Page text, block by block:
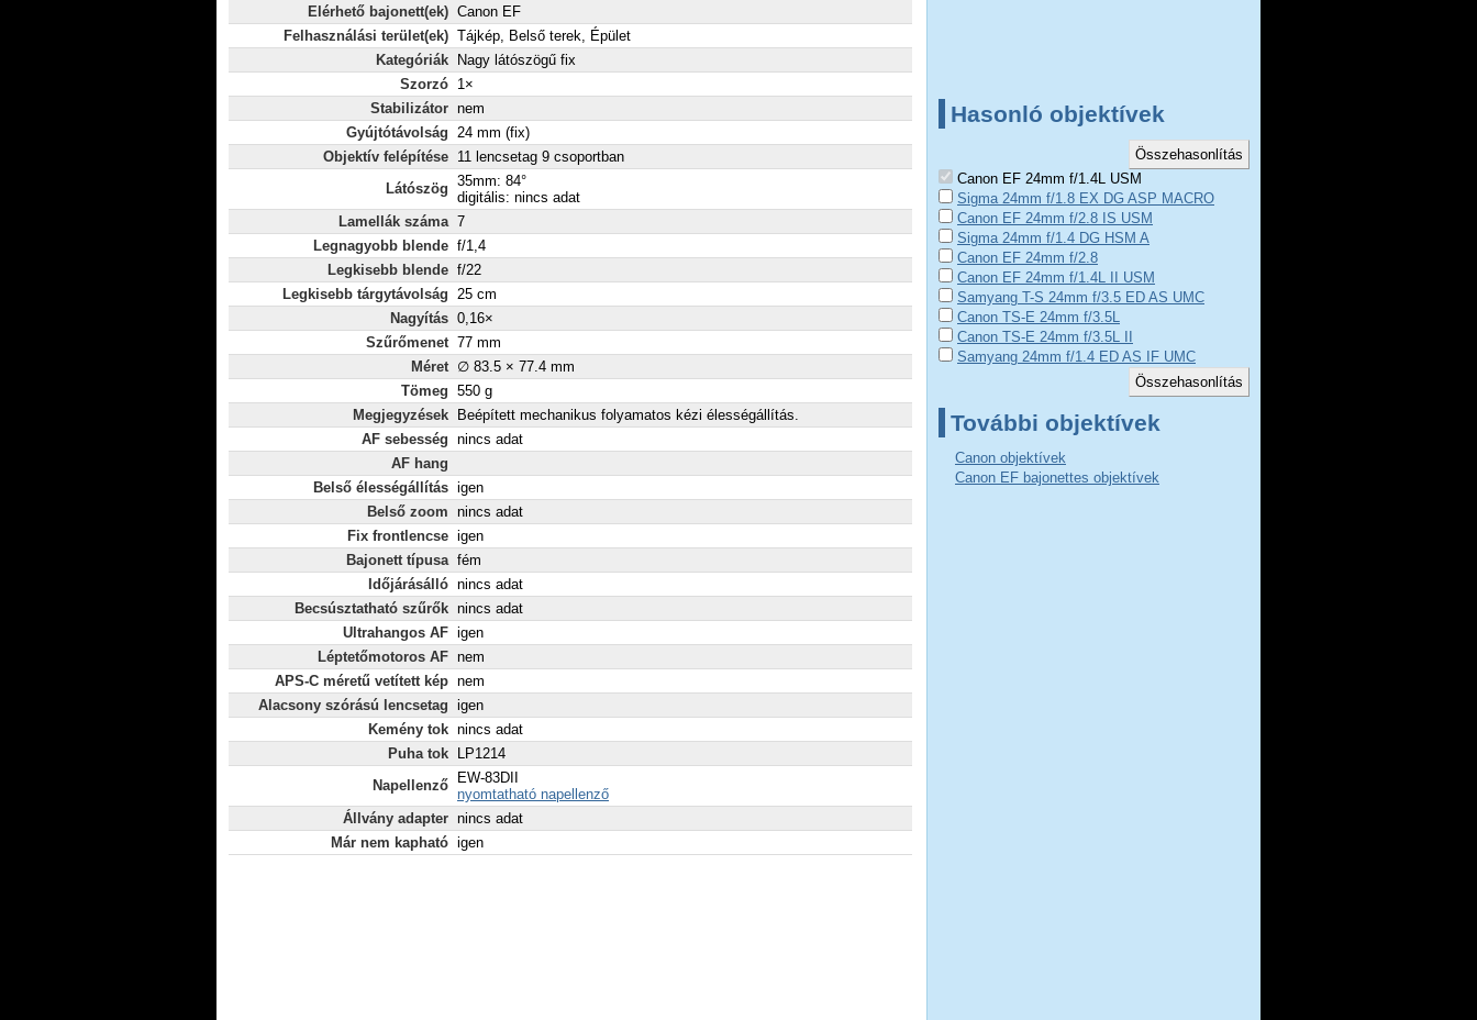
Elérhető bajonett(ek) Canon EF
Felhasználási terület(ek) Tájkép, Belső terek, Épület
Kategóriák
Nagy látószögű fix
Szorzó 1×
Stabilizátor nem
Gyújtótávolság 24 mm (fix)
Objektív felépítése 11 lencsetag 9 csoportban
Látószög 35mm: 84°
digitális: nincs adat
Lamellák száma 7
Legnagyobb blende f/1,4
Legkisebb blende f/22
Legkisebb tárgytávolság 25 cm
Nagyítás 0,16×
Szűrőmenet 77 mm
Méret ∅ 83.5 × 77.4 mm
Tömeg 550 g
Megjegyzések
Beépített mechanikus folyamatos kézi élességállítás.
AF sebesség nincs adat
AF hang
Belső élességállítás igen
Belső zoom nincs adat
Fix frontlencse igen
Bajonett típusa fém
Időjárásálló nincs adat
Becsúsztatható szűrők nincs adat
Ultrahangos AF igen
Léptetőmotoros AF nem
APS-C méretű vetített kép nem
Alacsony szórású lencsetag igen
Kemény tok nincs adat
Puha tok
LP1214
Napellenző
EW-83DII
nyomtatható napellenző
Állvány adapter nincs adat
Már nem kapható igen
Hasonló objektívek
Canon EF 24mm f/1.4L USM
Sigma 24mm f/1.8 EX DG ASP MACRO
Canon EF 24mm f/2.8 IS USM
Sigma 24mm f/1.4 DG HSM A
Canon EF 24mm f/2.8
Canon EF 24mm f/1.4L II USM
Samyang T-S 24mm f/3.5 ED AS UMC
Canon TS-E 24mm f/3.5L
Canon TS-E 24mm f/3.5L II
Samyang 24mm f/1.4 ED AS IF UMC
További objektívek
Canon objektívek
Canon EF bajonettes objektívek